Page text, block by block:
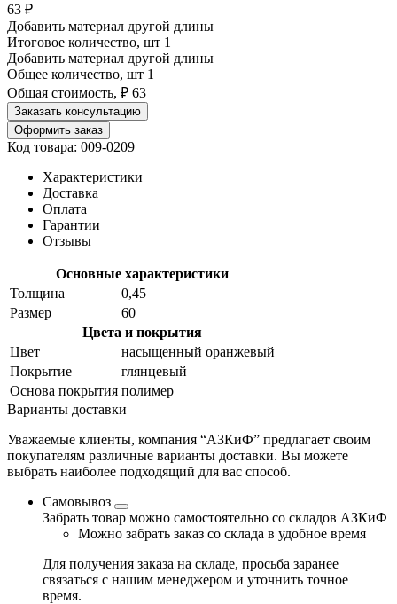
63 ₽
Добавить материал другой длины
Итоговое количество, шт 1
Добавить материал другой длины
Общее количество, шт 1
Общая стоимость, ₽ 63
Заказать консультацию
Оформить заказ
Код товара: 009-0209
Характеристики
Доставка
Оплата
Гарантии
Отзывы
Основные характеристики
Толщина
0,45
Размер
60
Цвета и покрытия
Цвет
насыщенный оранжевый
Покрытие
глянцевый
Основа покрытия полимер
Варианты доставки
Уважаемые клиенты, компания “АЗКиФ” предлагает своим
покупателям различные варианты доставки. Вы можете
выбрать наиболее подходящий для вас способ.
Самовывоз
Забрать товар можно самостоятельно со складов АЗКиФ
Можно забрать заказ со склада в удобное время
Для получения заказа на складе, просьба заранее
связаться с нашим менеджером и уточнить точное
время.